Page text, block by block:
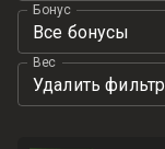
Бонус
Все бонусы
Вес
Удалить фильтр